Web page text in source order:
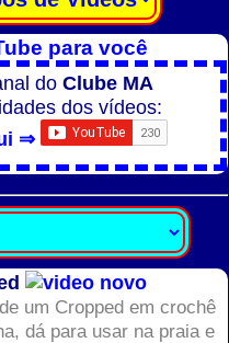
para você
doClube MA
dos vídeos:
⇒
um Cropped em crochê
dá para usar na praia e